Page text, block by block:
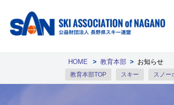
content
HOME > 教育本部 > お知らせ
教育本部TOP スキー スノー